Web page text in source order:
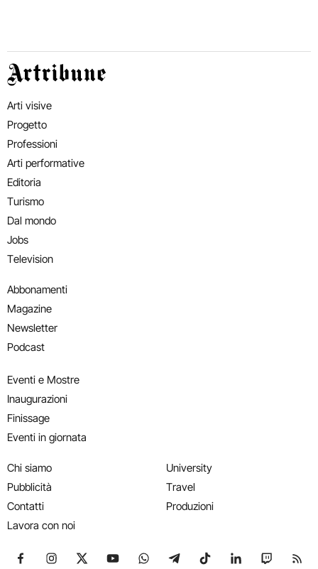
Artribune
Arti visive
Progetto
Professioni
Arti performative
Editoria
Turismo
Dal mondo
Jobs
Television
Abbonamenti
Magazine
Newsletter
Podcast
Eventi e Mostre
Inaugurazioni
Finissage
Eventi in giornata
Chi siamo
Pubblicità
Contatti
Lavora con noi
University
Travel
Produzioni
Seguici su Facebook
Seguici su Instagram
Seguici su X
Seguici su YouTube
Seguici su WhatsApp
Seguici su Telegram
Seguici su TikTok
Seguici su
Seguici